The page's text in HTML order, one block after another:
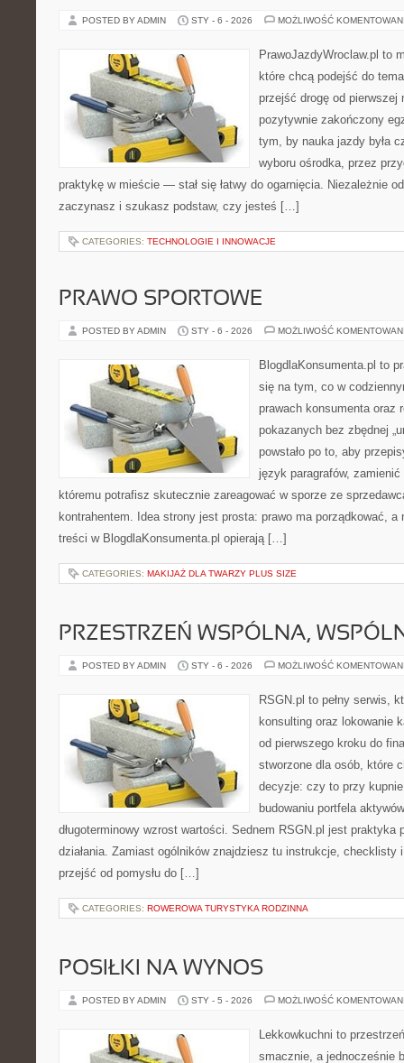
POSTED BY ADMIN STY - 6 - 2026 MOŻLIWOŚĆ
PrawoJazdyWroclaw.pl to
które chcą podejść do
przejść drogę od pierwszej
pozytywnie zakończony
tym, by nauka jazdy była
wyboru ośrodka, przez
praktykę w mieście — stał się łatwy do ogarnięcia. Niezależnie
zaczynasz i szukasz podstaw, czy jesteś […]
CATEGORIES: TECHNOLOGIE I INNOWACJE
PRAWO SPORTOWE
POSTED BY ADMIN STY - 6 - 2026 MOŻLIWOŚĆ
BlogdlaKonsumenta.pl to
się na tym, co w
prawach konsumenta oraz
pokazanych bez zbędnej
powstało po to, aby
język paragrafów,
któremu potrafisz skutecznie zareagować w sporze ze
kontrahentem. Idea strony jest prosta: prawo ma porządkować, a
treści w BlogdlaKonsumenta.pl opierają […]
CATEGORIES: MAKIJAŻ DLA TWARZY PLUS SIZE
PRZESTRZEŃ WSPÓLNA,
POSTED BY ADMIN STY - 6 - 2026 MOŻLIWOŚĆ
RSGN.pl to pełny serwis,
konsulting oraz lokowanie
od pierwszego kroku do
stworzone dla osób, które
decyzje: czy to przy
budowaniu portfela
długoterminowy wzrost wartości. Sednem RSGN.pl jest praktyka
działania. Zamiast ogólników znajdziesz tu instrukcje, checklisty
przejść od pomysłu do […]
CATEGORIES: ROWEROWA TURYSTYKA RODZINNA
POSIŁKI NA WYNOS
POSTED BY ADMIN STY - 5 - 2026 MOŻLIWOŚĆ
Lekkowkuchni to
smacznie, a jednocześnie